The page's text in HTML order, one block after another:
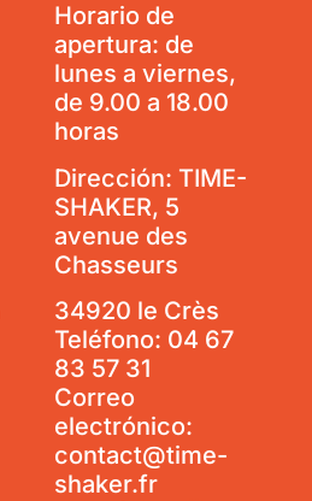
Horario de
apertura: de
lunes a viernes,
de 9.00 a 18.00
horas
Dirección: TIME-
SHAKER, 5
avenue des
Chasseurs
34920 le Crès
Teléfono: 04 67
83 57 31
Correo
electrónico:
contact@time-
shaker.fr